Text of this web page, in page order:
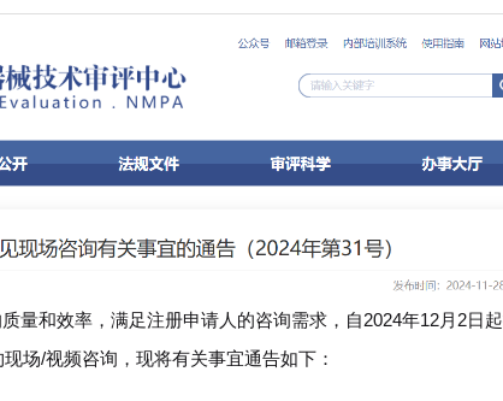
和效率，满足注册申请人的咨询需求，自2024年12月2日
场/视频咨询，现将有关事宜通告如下：